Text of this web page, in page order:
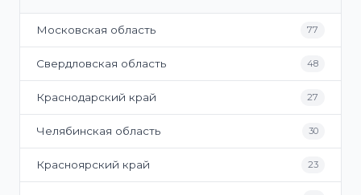
Московская область 77
Свердловская область 48
Краснодарский край 27
Челябинская область 30
Красноярский край 23